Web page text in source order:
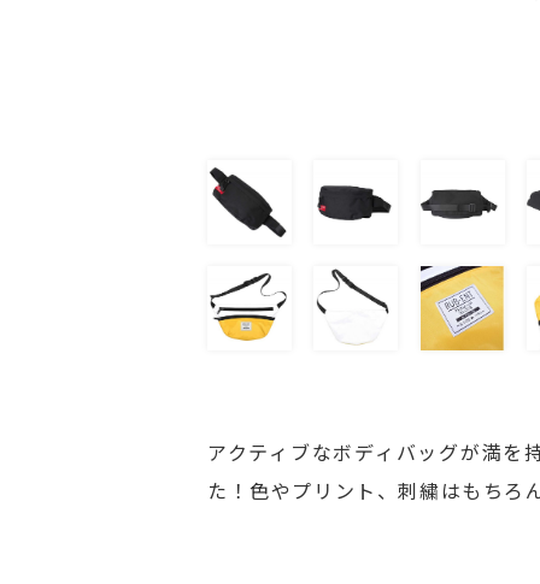
アクティブなボディバッグが満を
た！色やプリント、刺繍はもちろ